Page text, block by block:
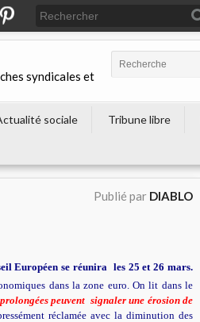
syndicales et
sociale Tribune libre
Publié par DIABLO
Européen se réunira les 25 et 26 mars.
dans la zone euro. On lit dans le
peuvent signaler une érosion de
réclamée avec la diminution des